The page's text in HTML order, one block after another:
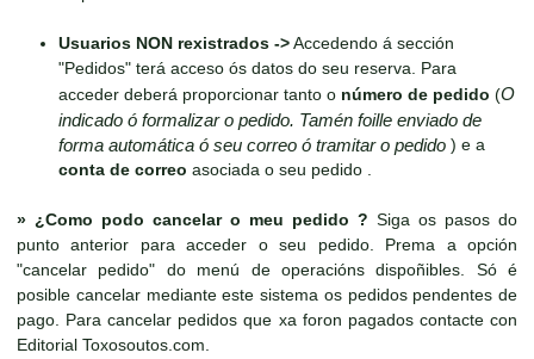
Usuarios NON rexistrados ->Accedendo á sección
"Pedidos" terá acceso ós datos do seu reserva. Para
acceder deberá proporcionar tanto o número de pedido (O
indicado ó formalizar o pedido. Tamén foille enviado de
forma automática ó seu correo ó tramitar o pedido ) e a
conta de correo asociada o seu pedido .
» ¿Como podo cancelar o meu pedido ? Siga os pasos do
punto anterior para acceder o seu pedido. Prema a opción
"cancelar pedido" do menú de operacións dispoñibles. Só é
posible cancelar mediante este sistema os pedidos pendentes de
pago. Para cancelar pedidos que xa foron pagados contacte con
Editorial Toxosoutos.com.